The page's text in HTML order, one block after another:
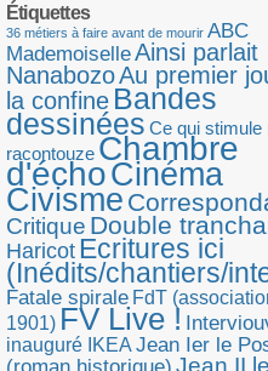
Étiquettes
36 métiers à faire avant de mourir ABC
MademoiselleAinsi parlait
NanabozoAu premier
la confine Bandes
dessinées Ce qui stimule
racontouze Chambre
d'échoCinéma
Civisme
Critique Double
Haricot Ecritures ici
(Inédits/chantiers/
Fatale spirale FdT
1901) FV Live !
inauguré IKEA Jean Ier le
(roman historique) Jean II